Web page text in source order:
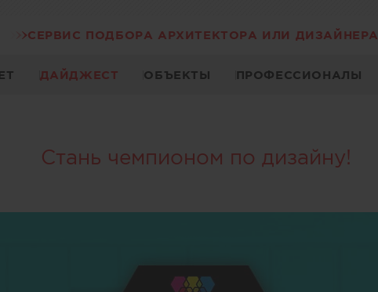
СЕРВИС ПОДБОРА АРХИТЕКТОРА ИЛИ ДИЗАЙНЕРА
ДАЙДЖЕСТ ОБЪЕКТЫ ПРОФЕССИОНАЛЫ
Стань чемпионом по дизайну!